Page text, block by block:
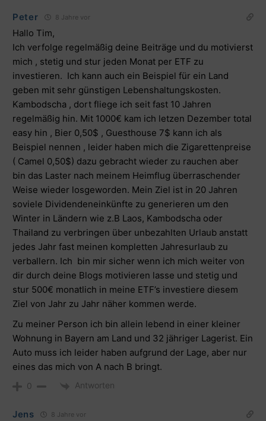
Peter 8 Jahre vor
Hallo Tim,
Ich verfolge regelmäßig deine Beiträge und du motivierst
mich , stetig und stur jeden Monat per ETF zu
investieren. Ich kann auch ein Beispiel für ein Land
geben mit sehr günstigen Lebenshaltungskosten.
Kambodscha , dort fliege ich seit fast 10 Jahren
regelmäßig hin. Mit 1000€ kam ich letzen Dezember total
easy hin , Bier 0,50$ , Guesthouse 7$ kann ich als
Beispiel nennen , leider haben mich die Zigarettenpreise
( Camel 0,50$) dazu gebracht wieder zu rauchen aber
bin das Laster nach meinem Heimflug überraschender
Weise wieder losgeworden. Mein Ziel ist in 20 Jahren
soviele Dividendeneinkünfte zu generieren um den
Winter in Ländern wie z.B Laos, Kambodscha oder
Thailand zu verbringen über unbezahlten Urlaub anstatt
jedes Jahr fast meinen kompletten Jahresurlaub zu
verballern. Ich bin mir sicher wenn ich mich weiter von
dir durch deine Blogs motivieren lasse und stetig und
stur 500€ monatlich in meine ETF’s investiere diesem
Ziel von Jahr zu Jahr näher kommen werde.
Zu meiner Person ich bin allein lebend in einer kleiner
Wohnung in Bayern am Land und 32 jähriger Lagerist. Ein
Auto muss ich leider haben aufgrund der Lage, aber nur
eines das mich von A nach B bringt.
0 Antworten
Jens 8 Jahre vor